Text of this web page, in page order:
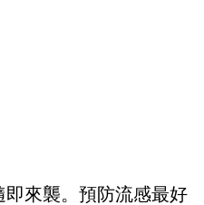
來襲。預防流感最好